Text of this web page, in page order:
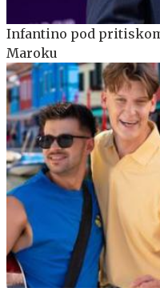
Infantino pod
Maroku